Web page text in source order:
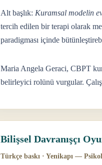
Alt başlık: Kuramsal modelin
tercih edilen bir terapi olarak
paradigması içinde
Maria Angela Geraci, CBPT
belirleyici rolünü vurgular.
Bilişsel Davranışçı
Türkçe baskı · Yenikapı —